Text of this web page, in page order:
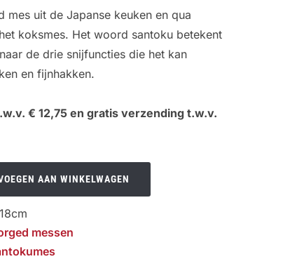
mes uit de Japanse keuken en qua
koksmes. Het woord santoku betekent
de drie snijfuncties die het kan
en fijnhakken.
€ 12,75 en gratis verzending t.w.v.
AAN WINKELWAGEN
messen